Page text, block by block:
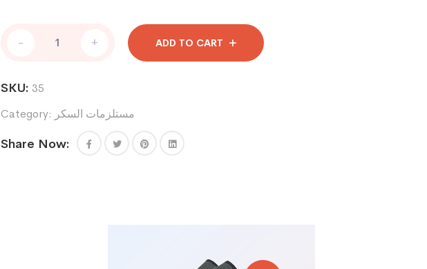
سكر
اوتو
quantity
- + ADD TO CART
SKU: 35
Category: مستلزمات السكر
Share Now: